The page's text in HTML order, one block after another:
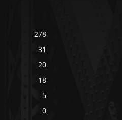
278
31
20
18
5
0